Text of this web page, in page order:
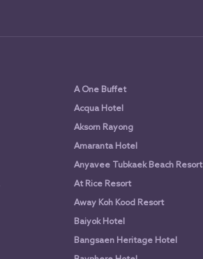
A One Buffet
Acqua Hotel
Aksorn Rayong
Amaranta Hotel
Anyavee Tubkaek Beach Resort
At Rice Resort
Away Koh Kood Resort
Baiyok Hotel
Bangsaen Heritage Hotel